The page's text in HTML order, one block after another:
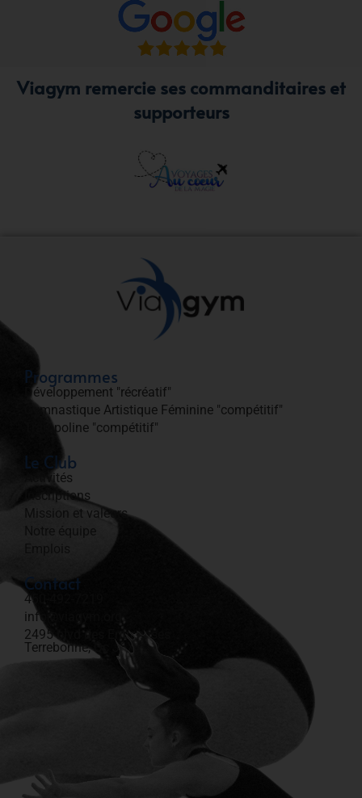
Viagym remercie ses commanditaires et
supporteurs
Programmes
Développement "récréatif"
Gymnastique Artistique Féminine "compétitif"
Trampoline "compétitif"
Le Club
Activités
Inscriptions
Mission et valeurs
Contact
450-492-7219​
info@viagym.org
2495 blvd des Entreprises
Terrebonne, Qc J6X 4J9